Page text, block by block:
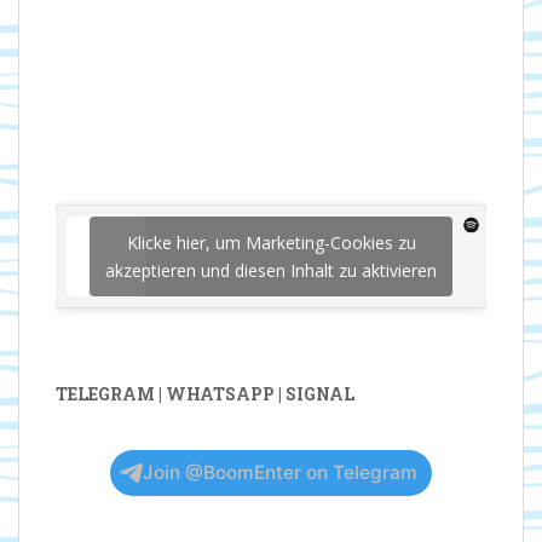
Klicke hier, um Marketing-Cookies zu
akzeptieren und diesen Inhalt zu aktivieren
TELEGRAM | WHATSAPP | SIGNAL
Join @BoomEnter on Telegram